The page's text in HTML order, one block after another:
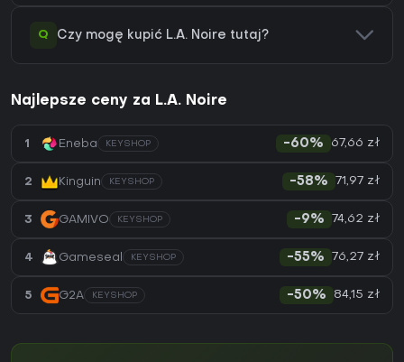
Q Czy mogę kupić L.A. Noire tutaj?
Najlepsze ceny za L.A. Noire
1 Eneba KEYSHOP -60% 67,66 zł
2 Kinguin KEYSHOP -58% 71,97 zł
3 GAMIVO KEYSHOP -9% 74,62 zł
4 Gameseal KEYSHOP -55% 76,27 zł
5 G2A KEYSHOP -50% 84,15 zł